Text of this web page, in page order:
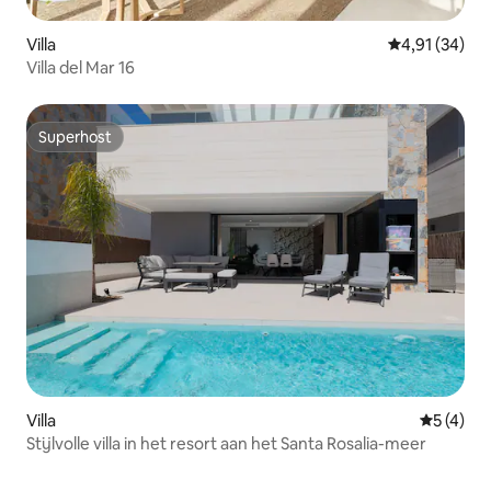
Villa Gemiddelde
4,91 (34)
Villa del Mar 16
Superhost
Superhost
Villa
5 (4)
Stijlvolle villa in het resort aan het Santa Rosalia-meer